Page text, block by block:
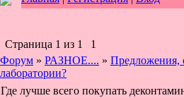
Страница 1 из 1
1
Форум » РАЗНОЕ.... » Предложения,
лаборатории?
Где лучше всего покупать